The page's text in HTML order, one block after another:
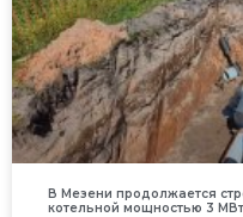
В Мезени продолжается
котельной мощностью 3 МВт